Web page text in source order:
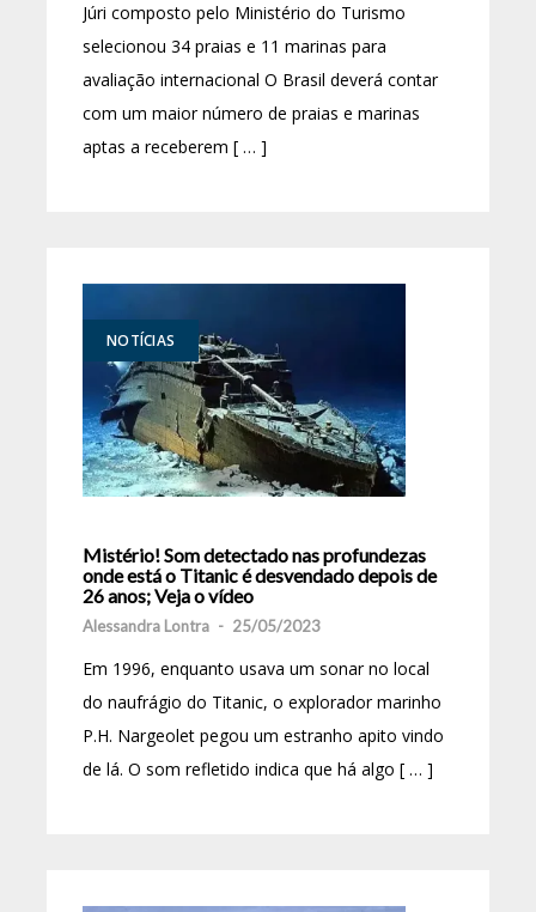
Júri composto pelo Ministério do Turismo
selecionou 34 praias e 11 marinas para
avaliação internacional O Brasil deverá contar
com um maior número de praias e marinas
aptas a receberem [ … ]
NOTÍCIAS
Mistério! Som detectado nas profundezas
onde está o Titanic é desvendado depois de
26 anos; Veja o vídeo
Alessandra Lontra - 25/05/2023
Em 1996, enquanto usava um sonar no local
do naufrágio do Titanic, o explorador marinho
P.H. Nargeolet pegou um estranho apito vindo
de lá. O som refletido indica que há algo [ … ]